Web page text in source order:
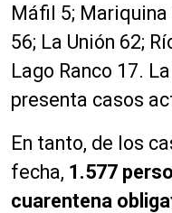
Máfil 5;
56; La Unión 62;
Lago Ranco 17.
presenta casos
En tanto, de los
fecha, 1.577
cuarentena